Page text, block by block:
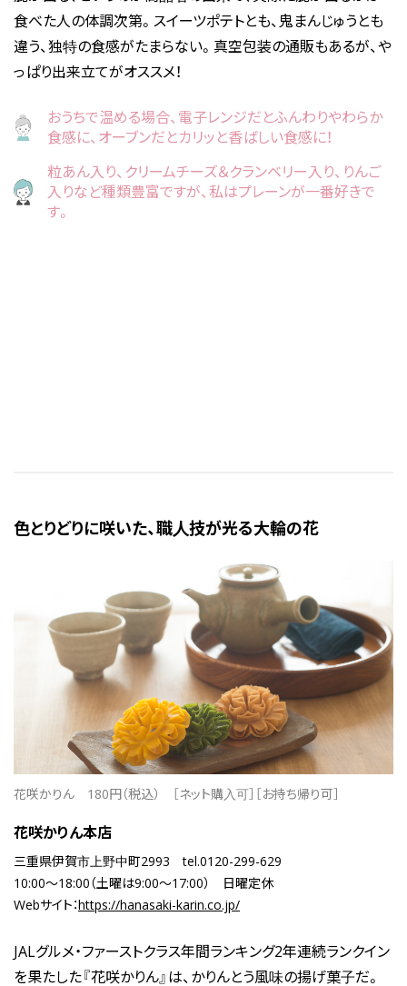
食べた人の体調次第。スイーツポテトとも、鬼まんじゅうとも
違う、独特の食感がたまらない。真空包装の通販もあるが、や
っぱり出来立てがオススメ！
おうちで温める場合、電子レンジだとふんわりやわらか
食感に、オーブンだとカリッと香ばしい食感に！
粒あん入り、クリームチーズ＆クランベリー入り、りんご
入りなど種類豊富ですが、私はプレーンが一番好きで
す。
色とりどりに咲いた、職人技が光る大輪の花
花咲かりん 180円（税込） ［ネット購入可］［お持ち帰り可］
花咲かりん本店
三重県伊賀市上野中町2993
tel.0120-299-629
10:00〜18:00（土曜は9:00〜17:00）
日曜定休
Webサイト：https://hanasaki-karin.co.jp/
JALグルメ・ファーストクラス年間ランキング2年連続ランクイン
を果たした『花咲かりん』は、かりんとう風味の揚げ菓子だ。